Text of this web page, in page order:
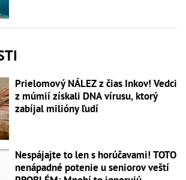
Prielomový NÁLEZ z čias Inkov! Vedci
z múmií získali DNA vírusu, ktorý
zabíjal milióny ľudí
Nespájajte to len s horúčavami! TOTO
nenápadné potenie u seniorov veští